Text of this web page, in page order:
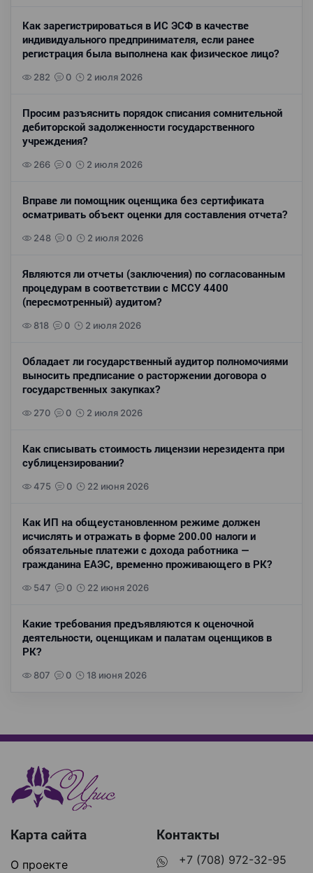
Как зарегистрироваться в ИС ЭСФ в качестве
индивидуального предпринимателя, если ранее
регистрация была выполнена как физическое лицо?
282 0 2 июля 2026
Просим разъяснить порядок списания сомнительной
дебиторской задолженности государственного
учреждения?
266 0 2 июля 2026
Вправе ли помощник оценщика без сертификата
осматривать объект оценки для составления отчета?
248 0 2 июля 2026
Являются ли отчеты (заключения) по согласованным
процедурам в соответствии с МССУ 4400
(пересмотренный) аудитом?
818 0 2 июля 2026
Обладает ли государственный аудитор полномочиями
выносить предписание о расторжении договора о
государственных закупках?
270 0 2 июля 2026
Как списывать стоимость лицензии нерезидента при
сублицензировании?
475 0 22 июня 2026
Как ИП на общеустановленном режиме должен
исчислять и отражать в форме 200.00 налоги и
обязательные платежи с дохода работника —
гражданина ЕАЭС, временно проживающего в РК?
547 0 22 июня 2026
Какие требования предъявляются к оценочной
деятельности, оценщикам и палатам оценщиков в
РК?
807 0 18 июня 2026
Карта сайта
О проекте
Контакты
+7 (708) 972-32-95